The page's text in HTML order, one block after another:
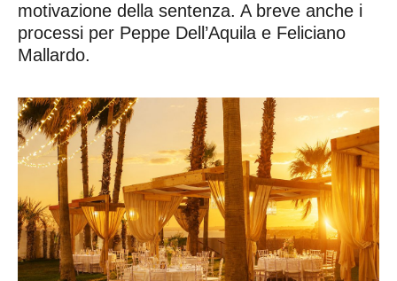
motivazione della sentenza. A breve anche i
processi per Peppe Dell’Aquila e Feliciano
Mallardo.